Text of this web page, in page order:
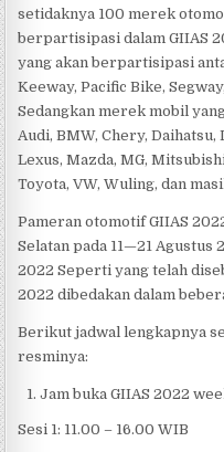
setidaknya 100 merek
berpartisipasi dalam GIIAS
yang akan berpartisipasi
Keeway, Pacific Bike,
Sedangkan merek mobil
Audi, BMW, Chery, Daihatsu,
Lexus, Mazda, MG,
Toyota, VW, Wuling, dan
Pameran otomotif GIIAS
Selatan pada 11—21 Agustus
2022 Seperti yang telah
2022 dibedakan dalam
Berikut jadwal lengkapnya
resminya:
Jam buka GIIAS 2022
Sesi 1: 11.00 – 16.00 WIB